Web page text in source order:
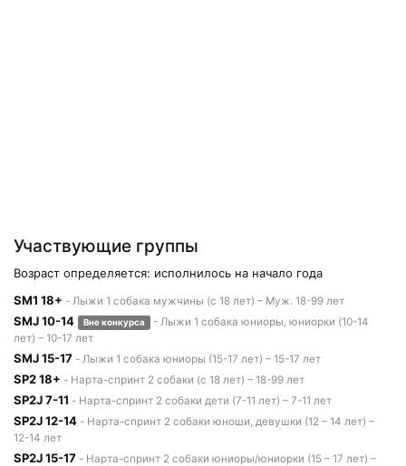
Участвующие группы
Возраст определяется: исполнилось на начало года
SM1 18+ - Лыжи 1 собака мужчины (с 18 лет) – Муж. 18-99 лет
SMJ 10-14 Вне конкурса
- Лыжи 1 собака юниоры, юниорки (10-14
лет) – 10-17 лет
SMJ 15-17 - Лыжи 1 собака юниоры (15-17 лет) – 15-17 лет
SP2 18+ - Нарта-спринт 2 собаки (с 18 лет) – 18-99 лет
SP2J 7-11 - Нарта-спринт 2 собаки дети (7-11 лет) – 7-11 лет
SP2J 12-14 - Нарта-спринт 2 собаки юноши, девушки (12 – 14 лет) –
12-14 лет
SP2J 15-17 - Нарта-спринт 2 собаки юниоры/юниорки (15 – 17 лет) –